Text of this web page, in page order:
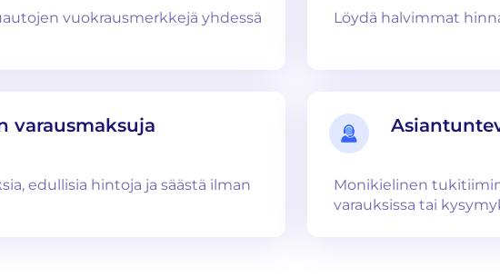
vuokrausmerkkejä yhdessä
Löydä halvimmat
varausmaksuja
edullisia hintoja ja säästä ilman
Monikielinen
varauksissa tai